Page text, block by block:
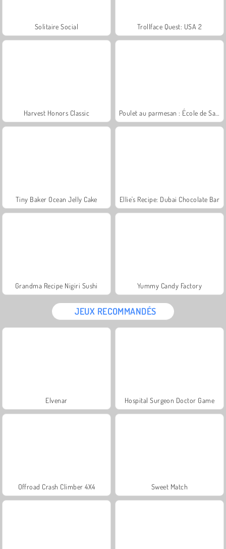
Solitaire Social Trollface Quest: USA 2
Harvest Honors Classic
Tiny Baker Ocean Jelly Cake Ellie's Recipe: Dubai Chocolate Bar
Grandma Recipe Nigiri Sushi Yummy Candy Factory
JEUX RECOMMANDÉS
Elvenar Hospital Surgeon Doctor Game
Offroad Crash Climber 4X4 Sweet Match